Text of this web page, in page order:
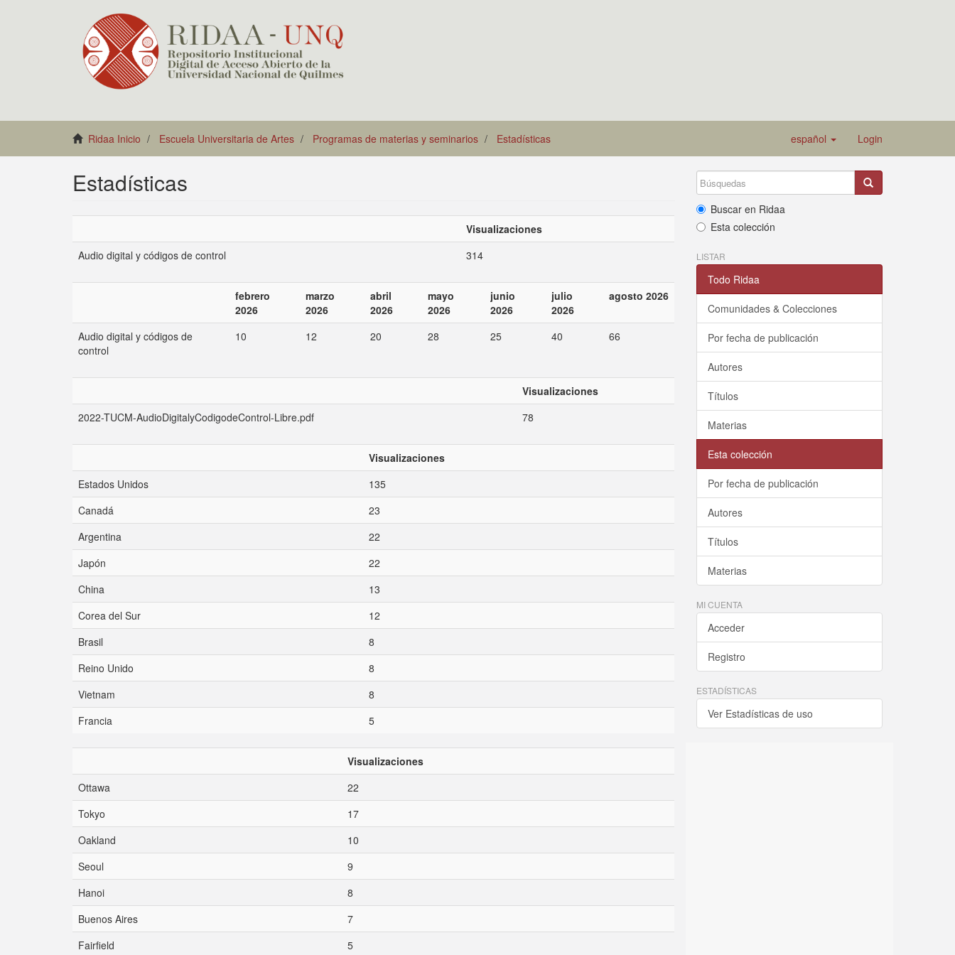
Ridaa Inicio Escuela Universitaria de Artes Programas de materias y seminarios Estadísticas español Login
Estadísticas
Visualizaciones
Audio digital y códigos de control
314
febrero
2026
marzo
2026
abril
2026
mayo
2026
junio
2026
julio
2026
agosto 2026
Audio digital y códigos de
control
10 12 20 28 25 40 66
Visualizaciones
2022-TUCM-AudioDigitalyCodigodeControl-Libre.pdf
78
Visualizaciones
Estados Unidos
135
Canadá
23
Argentina
22
Japón
22
China
13
Corea del Sur
12
Brasil
8
Reino Unido
8
Vietnam
8
Francia
5
Visualizaciones
Ottawa
22
Tokyo
17
Oakland
10
Seoul
9
Hanoi
8
Buenos Aires
7
Fairfield
5
Buscar en Ridaa
Esta colección
LISTAR
Todo Ridaa
Comunidades & Colecciones
Por fecha de publicación
Autores
Títulos
Materias
Esta colección
Por fecha de publicación
Autores
Títulos
Materias
MI CUENTA
Acceder
Registro
ESTADÍSTICAS
Ver Estadísticas de uso